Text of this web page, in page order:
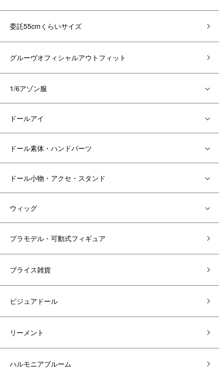
委託55cmくらいサイズ
グルーヴオフィシャルアウトフィット
1/6アゾン服
ドールアイ
ドール素体・ハンドパーツ
ドール小物・アクセ・スタンド
ウィッグ
プラモデル・可動式フィギュア
ブライス雑貨
ビジュアドール
リーメント
ハルモニアブルーム